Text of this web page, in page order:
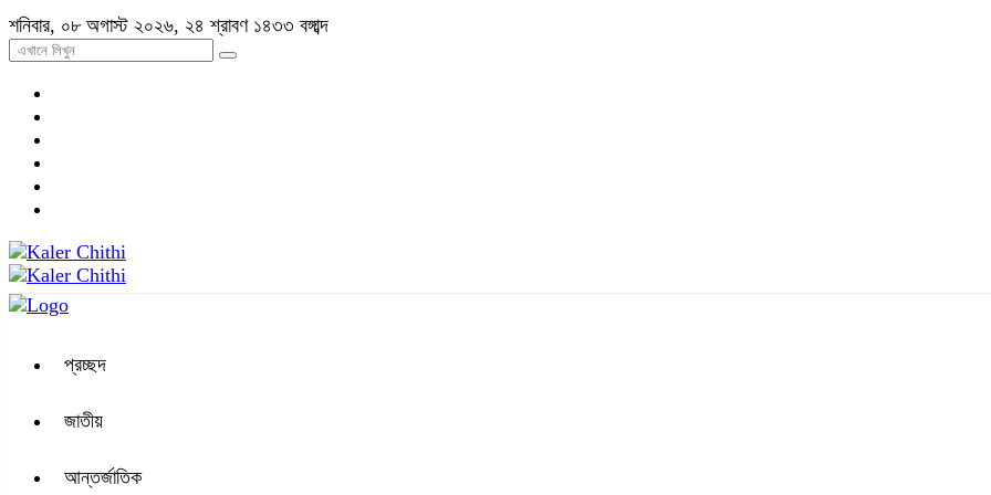
শনিবার, ০৮ অগাস্ট ২০২৬, ২৪ শ্রাবণ ১৪৩৩ বঙ্গাব্দ
প্রচ্ছদ
জাতীয়
আন্তর্জাতিক